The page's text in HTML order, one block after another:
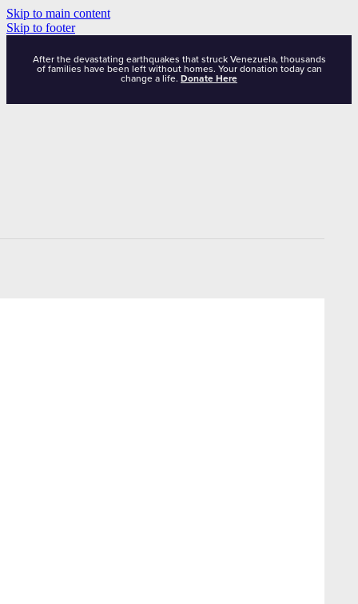
Skip to main content
Skip to footer
After the devastating earthquakes that struck Venezuela, thousands
of families have been left without homes. Your donation today can
change a life. Donate Here